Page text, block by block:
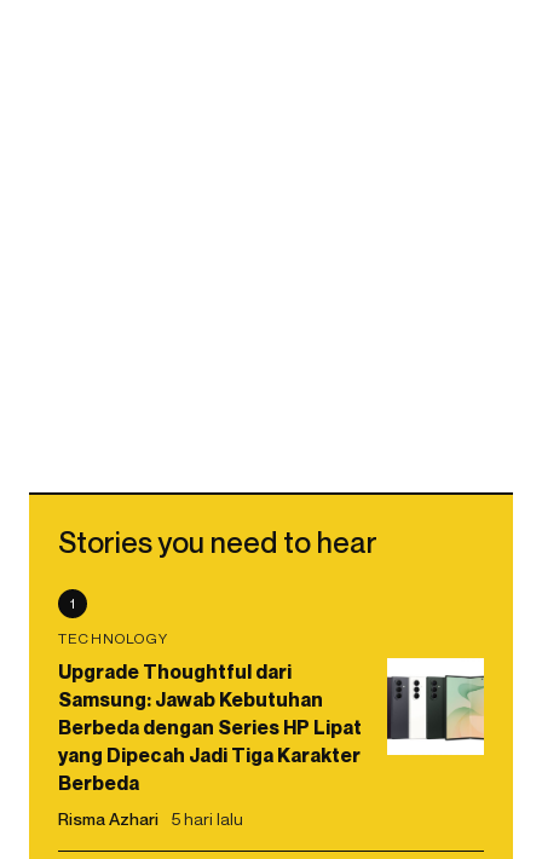
Stories you need to hear
1
TECHNOLOGY
Upgrade Thoughtful dari
Samsung: Jawab Kebutuhan
Berbeda dengan Series HP Lipat
yang Dipecah Jadi Tiga Karakter
Berbeda
Risma Azhari 5 hari lalu